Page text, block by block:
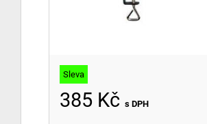
Sleva
385 Kč s DPH